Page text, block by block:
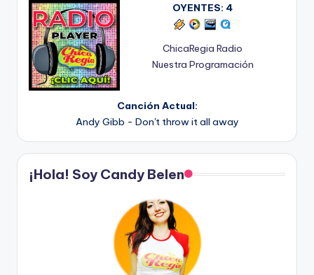
OYENTES: 4
ChicaRegia Radio
Nuestra Programación
Canción Actual:
Andy Gibb - Don't throw it all away
¡Hola! Soy Candy Belen